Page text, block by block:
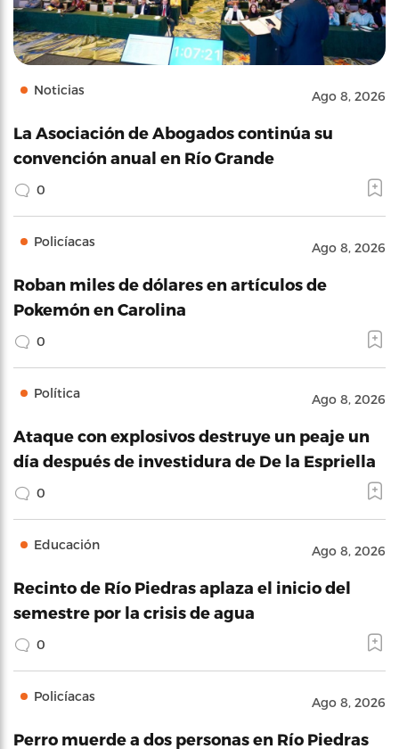
Noticias Ago 8, 2026
La Asociación de Abogados continúa su
convención anual en Río Grande
0
Policíacas Ago 8, 2026
Roban miles de dólares en artículos de
Pokemón en Carolina
0
Política Ago 8, 2026
Ataque con explosivos destruye un peaje un
día después de investidura de De la Espriella
0
Educación Ago 8, 2026
Recinto de Río Piedras aplaza el inicio del
semestre por la crisis de agua
0
Policíacas Ago 8, 2026
Perro muerde a dos personas en Río Piedras